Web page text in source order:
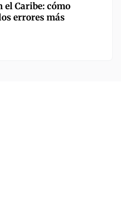
Caribe: cómo
errores más